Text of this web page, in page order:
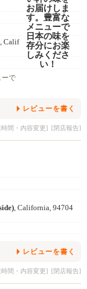
, Calif
ーで
レビューを書く
時間・内容変更] [閉店報告]
, California, 94704
レビューを書く
時間・内容変更] [閉店報告]